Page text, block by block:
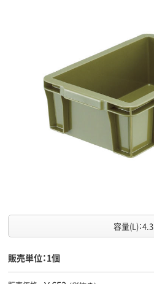
容量(L)：4.3
販売単位：1個